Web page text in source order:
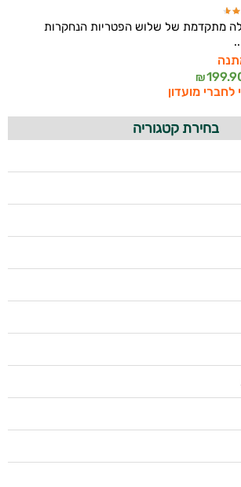
מתקדמת של שלוש הפטריות הנחקרות
₪
לחברי מועדון
בחירת קטגוריה